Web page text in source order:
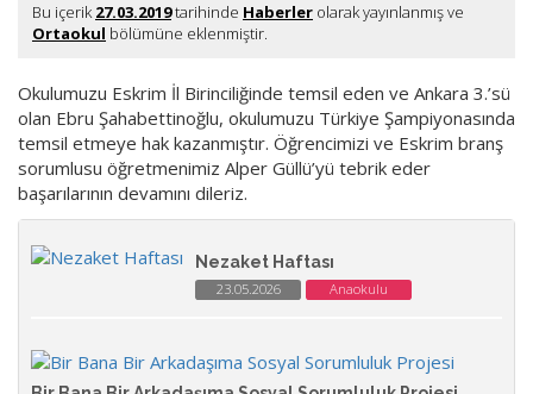
Bu içerik27.03.2019tarihinde Haberler olarak yayınlanmış ve
Ortaokul bölümüne eklenmiştir.
Okulumuzu Eskrim İl Birinciliğinde temsil eden ve Ankara 3.’sü
olan Ebru Şahabettinoğlu, okulumuzu Türkiye Şampiyonasında
temsil etmeye hak kazanmıştır. Öğrencimizi ve Eskrim branş
sorumlusu öğretmenimiz Alper Güllü’yü tebrik eder
başarılarının devamını dileriz.
Nezaket Haftası
23.05.2026 Anaokulu